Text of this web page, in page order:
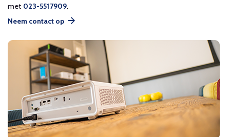
met 023-5517909.
Neem contact op